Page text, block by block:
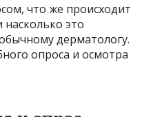
что же происходит
насколько это
дерматологу.
опроса и осмотра